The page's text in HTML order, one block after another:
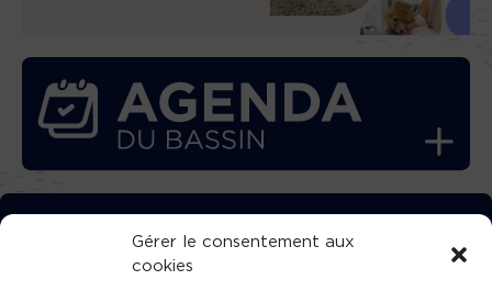
Gérer le consentement aux
cookies
TÉLÉCHARGEZ GRATUITEMENT
L’APPLICATION TVBA !